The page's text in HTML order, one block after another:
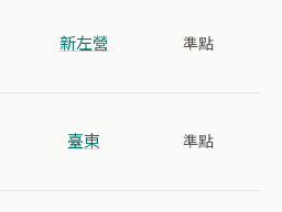
新左營 準點
臺東 準點